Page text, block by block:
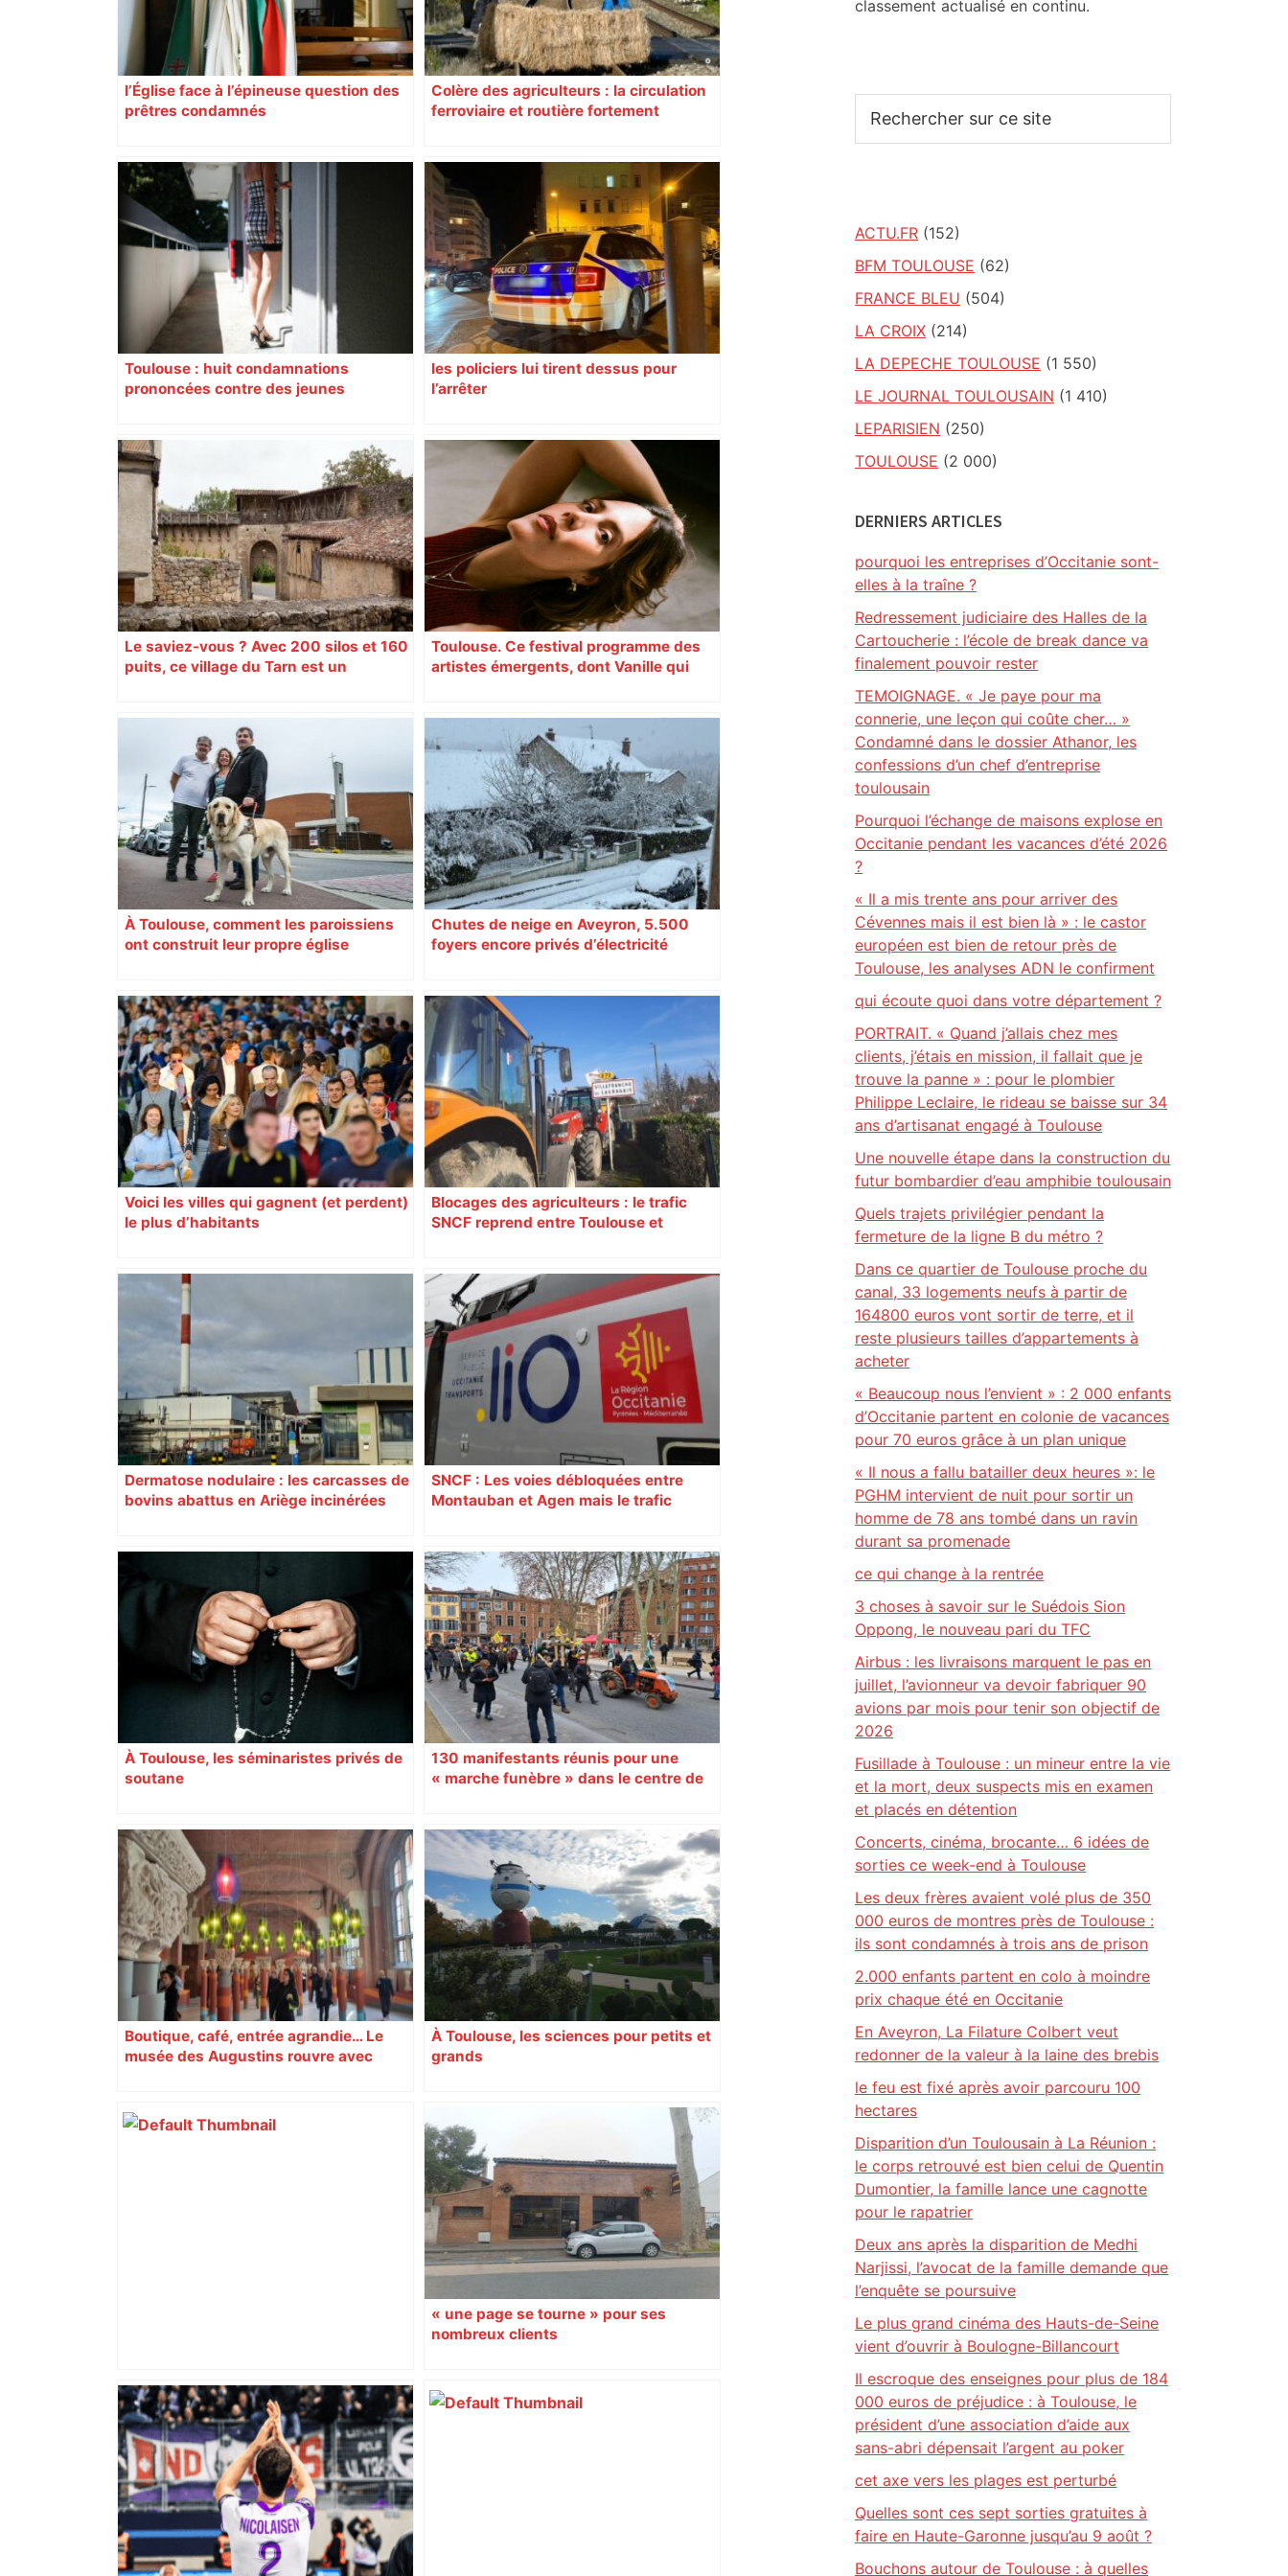
l’Église face à l’épineuse question des
prêtres condamnés
Colère des agriculteurs : la circulation
ferroviaire et routière fortement
Toulouse : huit condamnations
prononcées contre des jeunes
les policiers lui tirent dessus pour
l’arrêter
Le saviez-vous ? Avec 200 silos et 160
puits, ce village du Tarn est un
Toulouse. Ce festival programme des
artistes émergents, dont Vanille qui
À Toulouse, comment les paroissiens
ont construit leur propre église
Chutes de neige en Aveyron, 5.500
foyers encore privés d’électricité
Voici les villes qui gagnent (et perdent)
le plus d’habitants
Blocages des agriculteurs : le trafic
SNCF reprend entre Toulouse et
Dermatose nodulaire : les carcasses de
bovins abattus en Ariège incinérées
SNCF : Les voies débloquées entre
Montauban et Agen mais le trafic
À Toulouse, les séminaristes privés de
soutane
130 manifestants réunis pour une
« marche funèbre » dans le centre de
Boutique, café, entrée agrandie… Le
musée des Augustins rouvre avec
À Toulouse, les sciences pour petits et
grands
les agriculteurs manifestent malgré les
interdictions
« une page se tourne » pour ses
nombreux clients
classement actualisé en continu.
sur
ACTU.FR (152)
BFM TOULOUSE (62)
FRANCE BLEU (504)
LA CROIX (214)
LA DEPECHE TOULOUSE (1 550)
LE JOURNAL TOULOUSAIN (1 410)
LEPARISIEN (250)
TOULOUSE (2 000)
DERNIERS ARTICLES
pourquoi les entreprises d’Occitanie sont-
elles à la traîne ?
Redressement judiciaire des Halles de la
Cartoucherie : l’école de break dance va
finalement pouvoir rester
TEMOIGNAGE. « Je paye pour ma
connerie, une leçon qui coûte cher… »
Condamné dans le dossier Athanor, les
confessions d’un chef d’entreprise
toulousain
Pourquoi l’échange de maisons explose en
Occitanie pendant les vacances d’été 2026
?
« Il a mis trente ans pour arriver des
Cévennes mais il est bien là » : le castor
européen est bien de retour près de
Toulouse, les analyses ADN le confirment
qui écoute quoi dans votre département ?
PORTRAIT. « Quand j’allais chez mes
clients, j’étais en mission, il fallait que je
trouve la panne » : pour le plombier
Philippe Leclaire, le rideau se baisse sur 34
ans d’artisanat engagé à Toulouse
Une nouvelle étape dans la construction du
futur bombardier d’eau amphibie toulousain
Quels trajets privilégier pendant la
fermeture de la ligne B du métro ?
Dans ce quartier de Toulouse proche du
canal, 33 logements neufs à partir de
164800 euros vont sortir de terre, et il
reste plusieurs tailles d’appartements à
acheter
« Beaucoup nous l’envient » : 2 000 enfants
d’Occitanie partent en colonie de vacances
pour 70 euros grâce à un plan unique
« Il nous a fallu batailler deux heures »: le
PGHM intervient de nuit pour sortir un
homme de 78 ans tombé dans un ravin
durant sa promenade
ce qui change à la rentrée
3 choses à savoir sur le Suédois Sion
Oppong, le nouveau pari du TFC
Airbus : les livraisons marquent le pas en
juillet, l’avionneur va devoir fabriquer 90
avions par mois pour tenir son objectif de
2026
Fusillade à Toulouse : un mineur entre la vie
et la mort, deux suspects mis en examen
et placés en détention
Concerts, cinéma, brocante… 6 idées de
sorties ce week-end à Toulouse
Les deux frères avaient volé plus de 350
000 euros de montres près de Toulouse :
ils sont condamnés à trois ans de prison
2.000 enfants partent en colo à moindre
prix chaque été en Occitanie
En Aveyron, La Filature Colbert veut
redonner de la valeur à la laine des brebis
le feu est fixé après avoir parcouru 100
hectares
Disparition d’un Toulousain à La Réunion :
le corps retrouvé est bien celui de Quentin
Dumontier, la famille lance une cagnotte
pour le rapatrier
Deux ans après la disparition de Medhi
Narjissi, l’avocat de la famille demande que
l’enquête se poursuive
Le plus grand cinéma des Hauts-de-Seine
vient d’ouvrir à Boulogne-Billancourt
Il escroque des enseignes pour plus de 184
000 euros de préjudice : à Toulouse, le
président d’une association d’aide aux
sans-abri dépensait l’argent au poker
cet axe vers les plages est perturbé
Quelles sont ces sept sorties gratuites à
faire en Haute-Garonne jusqu’au 9 août ?
Bouchons autour de Toulouse : à quelles